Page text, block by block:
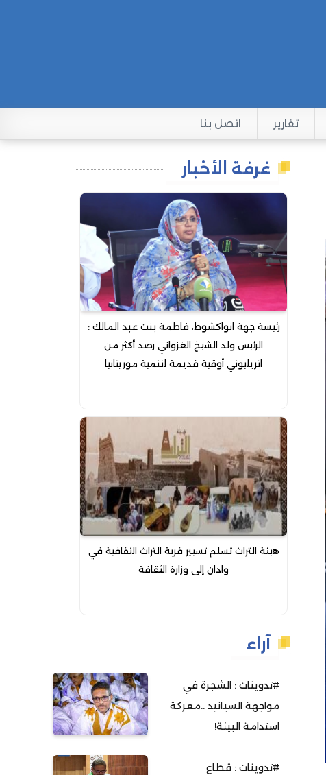
تقارير اتصل بنا
غرفة الأخبار
رئيسة جهة انواكشوط، فاطمة بنت عبد المالك :
الرئيس ولد الشيخ الغزواني رصد أكثر من
اتريليوني أوقية قديمة لتنمية موريتانيا
هيئة التراث تسلم تسيير قربة التراث الثقافية في
وادان إلى وزارة الثقافة
آراء
#تدوينات : الشجرة في
مواجهة السيانيد ..معركة
استدامة البيئة!
#تدوينات : قطاع